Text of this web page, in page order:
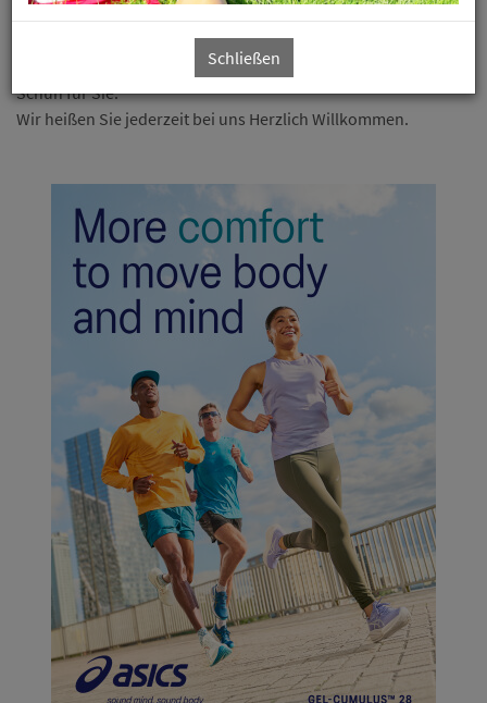
freundliches Team garantiert Ihnen einen entspannten und
zufriedenen Einkauf und den damit verbundenen, richtigen
Schuh für Sie.
Wir heißen Sie jederzeit bei uns Herzlich Willkommen.
Schließen